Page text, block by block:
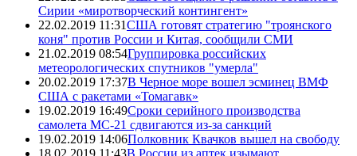
Сирии «миротворческий контингент»
22.02.2019 11:31США готовят стратегию "троянского
коня" против России и Китая, сообщили СМИ
21.02.2019 08:54Группировка российских
метеорологических спутников "умерла"
20.02.2019 17:37В Черное море вошел эсминец ВМФ
США с ракетами «Томагавк»
19.02.2019 16:49Сроки серийного производства
самолета МС-21 сдвигаются из-за санкций
19.02.2019 14:06Полковник Квачков вышел на свободу
18.02.2019 11:43В России из аптек изымают